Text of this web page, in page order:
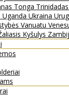
Tonga
Uganda Ukraina
Vanuatu
Kyšulys